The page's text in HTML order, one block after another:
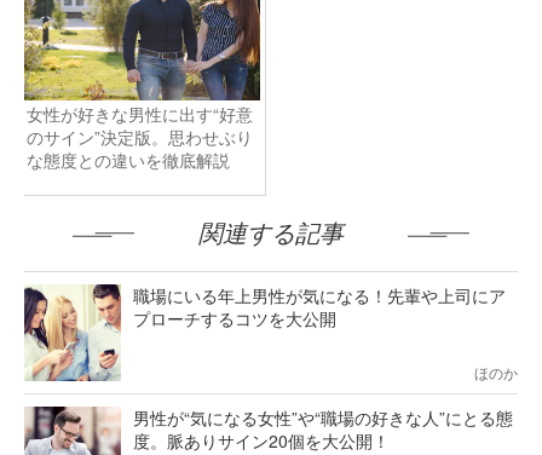
女性が好きな男性に出す“好意
のサイン”決定版。思わせぶり
な態度との違いを徹底解説
関連する記事
職場にいる年上男性が気になる！先輩や上司にア
プローチするコツを大公開
ほのか
男性が“気になる女性”や“職場の好きな人”にとる態
度。脈ありサイン20個を大公開！